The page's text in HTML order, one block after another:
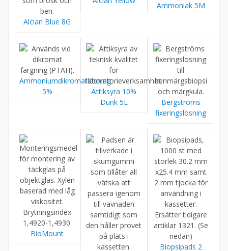
Alcian Blue 8G
Ammoniak 5M
Ammoniumdikromatlösning
5%
Ättiksyra 10%
Dunk 5L
Bergströms
fixeringslösning
BioMount
Biopsipads 2